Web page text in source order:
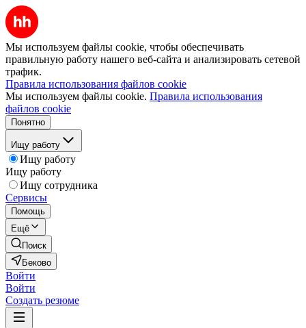
Мы используем файлы cookie, чтобы обеспечивать
правильную работу нашего веб-сайта и анализировать сетевой
трафик.
Правила использования файлов cookie
Мы используем файлы cookie. Правила использования
файлов cookie
Понятно
Ищу работу
Ищу работу
Ищу работу
Ищу сотрудника
Сервисы
Помощь
Ещё
Поиск
Беково
Войти
Войти
Создать резюме